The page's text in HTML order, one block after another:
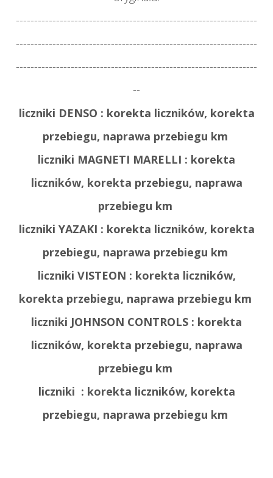
------------------------------------------------------------------
------------------------------------------------------------------
------------------------------------------------------------------
--
liczniki DENSO : korekta liczników, korekta
przebiegu, naprawa przebiegu km
liczniki MAGNETI MARELLI : korekta
liczników, korekta przebiegu, naprawa
przebiegu km
liczniki YAZAKI : korekta liczników, korekta
przebiegu, naprawa przebiegu km
liczniki VISTEON : korekta liczników,
korekta przebiegu, naprawa przebiegu km
liczniki JOHNSON CONTROLS : korekta
liczników, korekta przebiegu, naprawa
przebiegu km
liczniki : korekta liczników, korekta
przebiegu, naprawa przebiegu km